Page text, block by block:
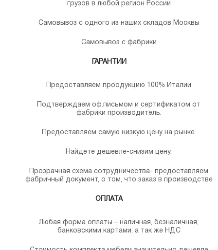
грузов в любой регион России
Самовывоз с одного из наших складов Москвы
Самовывоз с фабрики
ГАРАНТИИ
Предоставляем проодукцию 100% Италии
Подтверждаем оф.письмом и сертификатом от
фабрики производитель.
Предоставляем самую низкую цену на рынке.
Найдете дешевле-снизим цену.
Прозрачная схема сотрудничества- предоставляем
фабричный документ, о том, что заказ в производстве
ОПЛАТА
Любая форма оплаты – наличная, безналичная,
банковскими картами, а так же НДС